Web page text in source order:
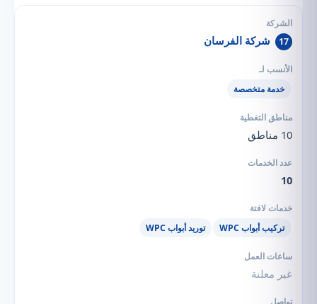
17 شركة الفرسان
خدمة متخصصة
10 مناطق
10
تركيب أبواب WPC توريد أبواب WPC
غير معلنة